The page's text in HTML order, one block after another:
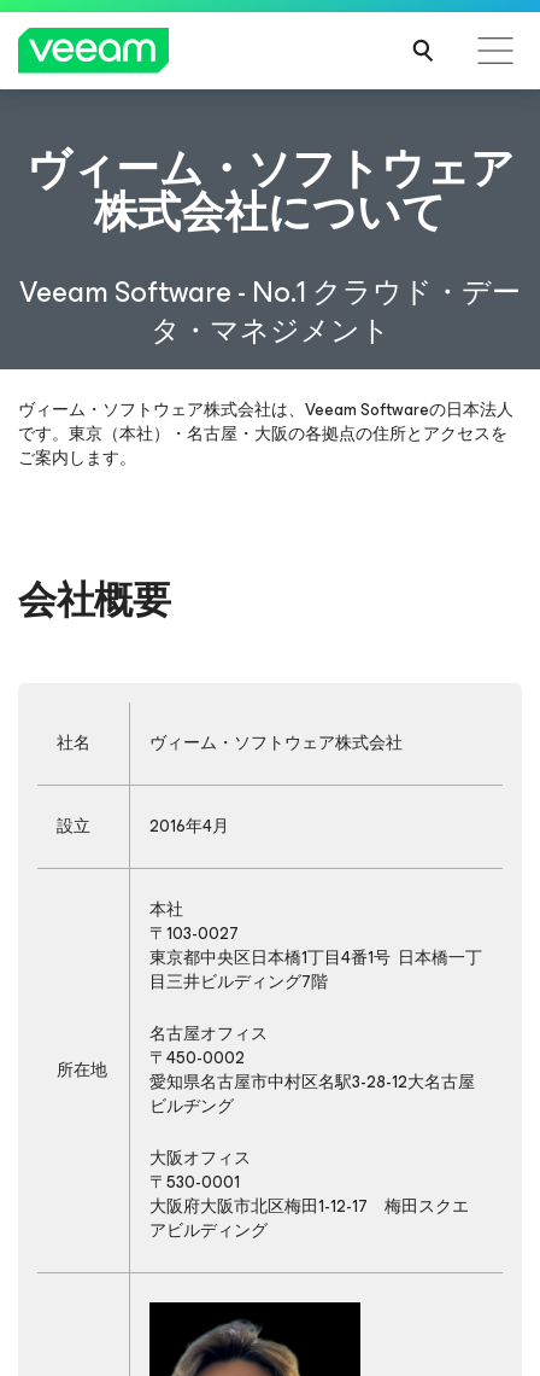
CrowdStrikeのコンテンツ更新によって影響を受け
るお客様向けのVeeamのガイダンス
ヴィーム・ソフトウェア
株式会社について
Veeam Software - No.1 クラウド・デー
タ・マネジメント
ヴィーム・ソフトウェア株式会社は、Veeam Softwareの日本法人
です。東京（本社）・名古屋・大阪の各拠点の住所とアクセスを
ご案内します。
会社概要
社名 ヴィーム・ソフトウェア株式会社
設立 2016年4月
所在地
本社
〒103-0027
東京都中央区日本橋1丁目4番1号 日本橋一丁
目三井ビルディング7階
名古屋オフィス
〒450-0002
愛知県名古屋市中村区名駅3-28-12大名古屋
ビルヂング
大阪オフィス
〒530-0001
大阪府大阪市北区梅田1-12-17 梅田スクエ
アビルディング